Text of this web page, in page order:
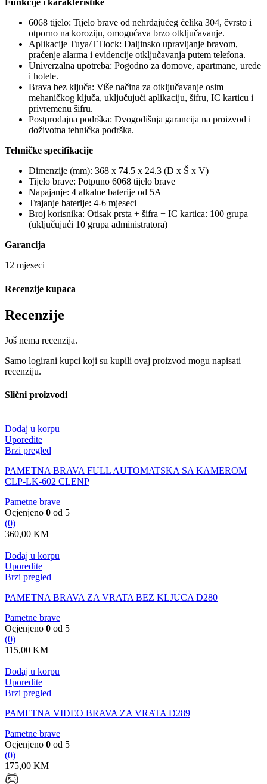
Funkcije i karakteristike
6068 tijelo: Tijelo brave od nehrđajućeg čelika 304, čvrsto i
otporno na koroziju, omogućava brzo otključavanje.
Aplikacije Tuya/TTlock: Daljinsko upravljanje bravom,
praćenje alarma i evidencije otključavanja putem telefona.
Univerzalna upotreba: Pogodno za domove, apartmane, urede
i hotele.
Brava bez ključa: Više načina za otključavanje osim
mehaničkog ključa, uključujući aplikaciju, šifru, IC karticu i
privremenu šifru.
Postprodajna podrška: Dvogodišnja garancija na proizvod i
doživotna tehnička podrška.
Tehničke specifikacije
Dimenzije (mm): 368 x 74.5 x 24.3 (D x Š x V)
Tijelo brave: Potpuno 6068 tijelo brave
Napajanje: 4 alkalne baterije od 5A
Trajanje baterije: 4-6 mjeseci
Broj korisnika: Otisak prsta + šifra + IC kartica: 100 grupa
(uključujući 10 grupa administratora)
Garancija
12 mjeseci
Recenzije kupaca
Recenzije
Još nema recenzija.
Samo logirani kupci koji su kupili ovaj proizvod mogu napisati
recenziju.
Slični proizvodi
Dodaj u korpu
Uporedite
Brzi pregled
PAMETNA BRAVA FULL AUTOMATSKA SA KAMEROM
CLP-LK-602 CLENP
Pametne brave
Ocjenjeno 0 od 5
(0)
360,00 KM
Dodaj u korpu
Uporedite
Brzi pregled
PAMETNA BRAVA ZA VRATA BEZ KLJUCA D280
Pametne brave
Ocjenjeno 0 od 5
(0)
115,00 KM
Dodaj u korpu
Uporedite
Brzi pregled
PAMETNA VIDEO BRAVA ZA VRATA D289
Pametne brave
Ocjenjeno 0 od 5
(0)
175,00 KM